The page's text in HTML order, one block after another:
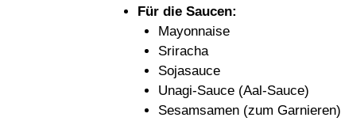
Für die Saucen:
Mayonnaise
Sriracha
Sojasauce
Unagi-Sauce (Aal-Sauce)
Sesamsamen (zum Garnieren)